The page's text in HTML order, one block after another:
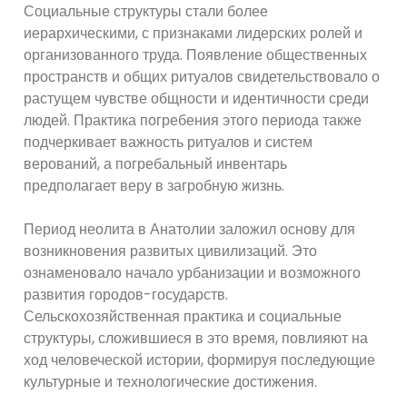
Социальные структуры стали более
иерархическими, с признаками лидерских ролей и
организованного труда. Появление общественных
пространств и общих ритуалов свидетельствовало о
растущем чувстве общности и идентичности среди
людей. Практика погребения этого периода также
подчеркивает важность ритуалов и систем
верований, а погребальный инвентарь
предполагает веру в загробную жизнь.
Период неолита в Анатолии заложил основу для
возникновения развитых цивилизаций. Это
ознаменовало начало урбанизации и возможного
развития городов-государств.
Сельскохозяйственная практика и социальные
структуры, сложившиеся в это время, повлияют на
ход человеческой истории, формируя последующие
культурные и технологические достижения.